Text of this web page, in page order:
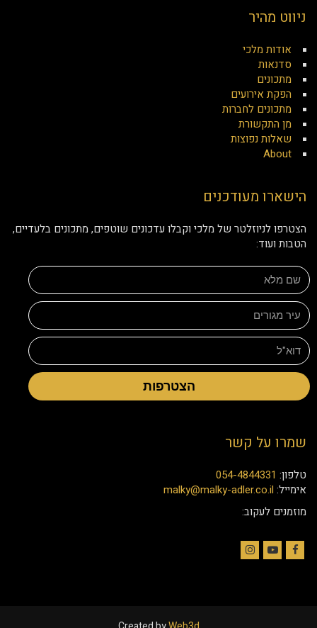
ניווט מהיר
אודות מלכי
סדנאות
מתכונים
הפקת אירועים
מתכונים לחברות
מן התקשורת
שאלות נפוצות
About
הישארו מעודכנים
הצטרפו לניוזלטר של מלכי וקבלו עדכונים שוטפים, מתכונים בלעדיים,
הטבות ועוד:
הצטרפות
שמרו על קשר
טלפון: 054-4844331
אימייל: malky@malky-adler.co.il
מוזמנים לעקוב: